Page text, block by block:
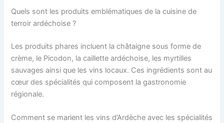
Quels sont les produits emblématiques de la cuisine de
terroir ardéchoise ?
Les produits phares incluent la châtaigne sous forme de
crème, le Picodon, la caillette ardéchoise, les myrtilles
sauvages ainsi que les vins locaux. Ces ingrédients sont au
cœur des spécialités qui composent la gastronomie
régionale.
Comment se marient les vins d’Ardèche avec les spécialités